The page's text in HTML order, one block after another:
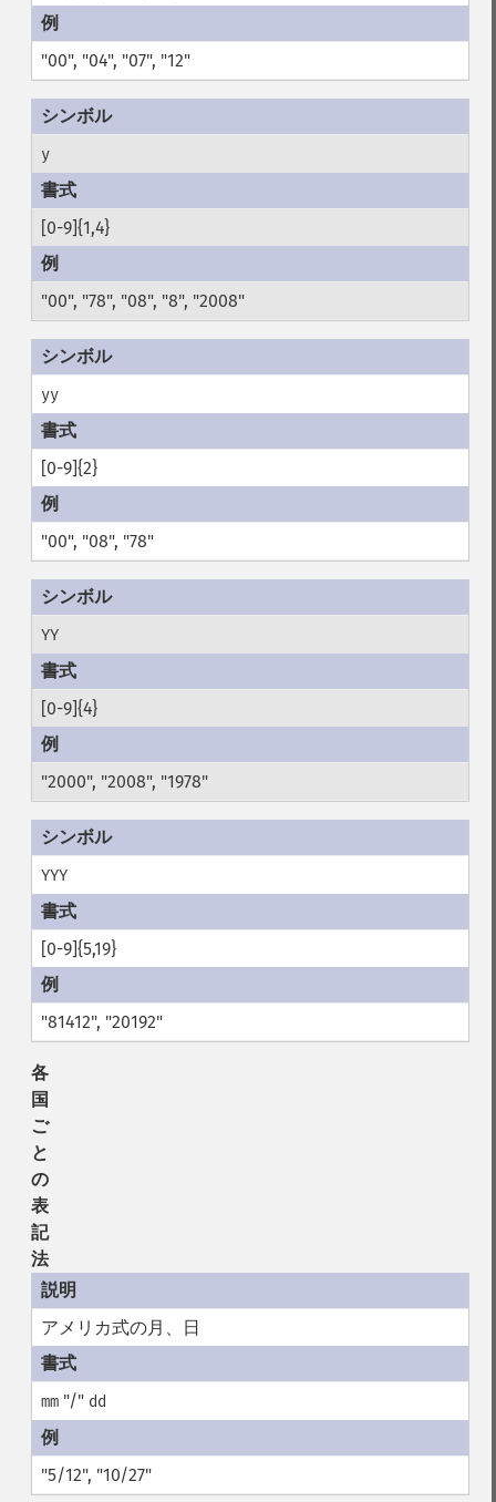
"00", "04", "07", "12"
y
[0-9]{1,4}
"00", "78", "08", "8", "2008"
yy
[0-9]{2}
"00", "08", "78"
YY
[0-9]{4}
"2000", "2008", "1978"
YYY
[0-9]{5,19}
"81412", "20192"
各
国
ご
と
の
表
記
法
アメリカ式の月、日
mm"/" dd
"5/12", "10/27"